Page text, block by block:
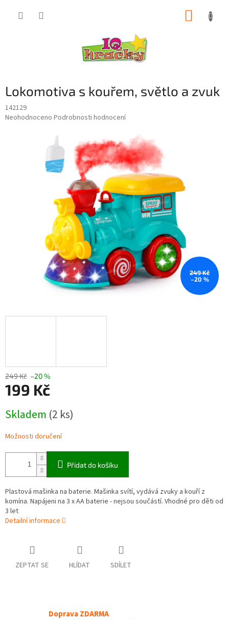
Lokomotiva s kouřem, světlo a zvuk
142129
Průměrné
Neohodnoceno Podrobnosti hodnocení
249 Kč
–20 %
249 Kč –20 %
199 Kč
cena:
Skladem (2 ks)
Možnosti doručení
Přidat do košíku
Plastová mašinka na baterie. Mašinka svítí, vydává zvuky a kouří z
komína. Napájeni na 3 x AA baterie - nejsou součástí. Vhodné pro děti od
3 let
Detailní informace
ZEPTAT SE HLÍDAT SDÍLET
Doprava ZDARMA